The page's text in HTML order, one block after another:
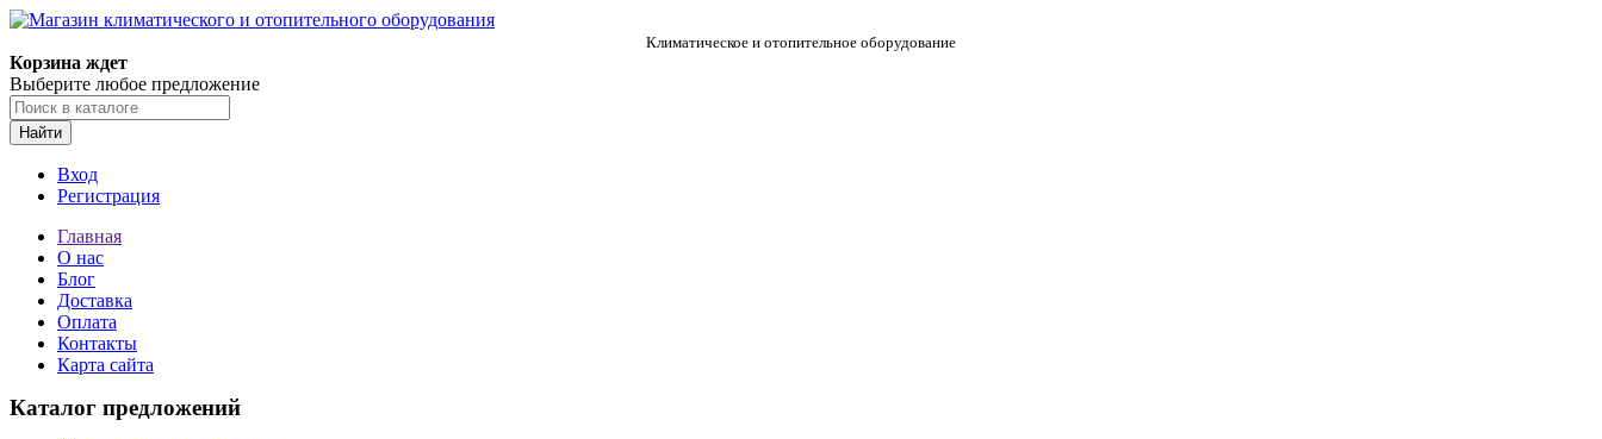
Климатическое и отопительное оборудование
Корзина ждет
Выберите любое предложение
Найти
Вход
Регистрация
Главная
О нас
Блог
Доставка
Оплата
Контакты
Карта сайта
Каталог предложений